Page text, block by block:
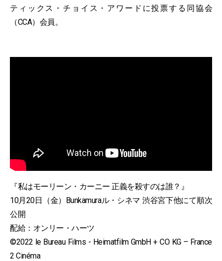
ティックス・チョイス・アワードに投票する同協会
（CCA）会員。
『私はモーリーン・カーニー 正義を殺すのは誰？』
10月20日（金）Bunkamuraル・シネマ 渋谷宮下他にて順次
公開
配給：オンリー・ハーツ
©2022 le Bureau Films - Heimatfilm GmbH + CO KG – France
2 Cinéma